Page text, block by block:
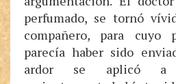
perfumado, se tornó
compañero, para cuyo
parecía haber sido
ardor se aplicó a